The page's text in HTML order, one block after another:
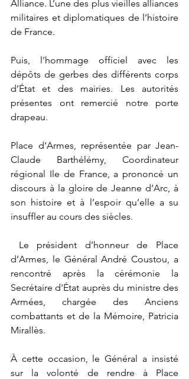
Alliance. L’une des plus vieilles alliances
militaires et diplomatiques de l’histoire
de France.
Puis, l’hommage officiel avec les
dépôts de gerbes des différents corps
d’État et des mairies. Les autorités
présentes ont remercié notre porte
drapeau.
Place d’Armes, représentée par Jean-
Claude Barthélémy, Coordinateur
régional Ile de France, a prononcé un
discours à la gloire de Jeanne d’Arc, à
son histoire et à l’espoir qu’elle a su
insuffler au cours des siècles.
d’Armes, le Général André Coustou, a
rencontré après la cérémonie la
Secrétaire d'État auprès du ministre des
Armées, chargée des Anciens
combattants et de la Mémoire, Patricia
Mirallès.
À cette occasion, le Général a insisté
sur la volonté de rendre à Place